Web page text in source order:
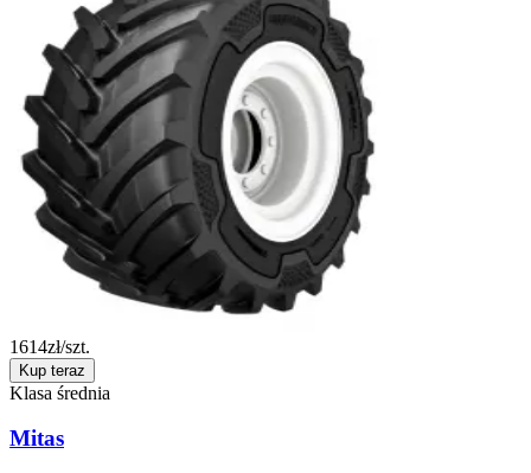
1614zł/szt.
Kup teraz
Klasa średnia
Mitas